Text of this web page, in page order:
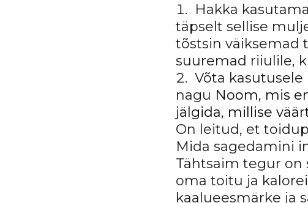
Hakka kasutama
täpselt sellise
tõstsin väiksemad
suuremad riiulile,
Võta
nagu Noom, mis
jälgida, millise
On leitud, et
Mida sagedamini
Tähtsaim tegur on
oma toitu ja
kaalueesmärke ja